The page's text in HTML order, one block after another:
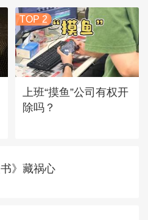
TOP 2
上班“摸鱼”公司有权开
除吗？
》藏祸心